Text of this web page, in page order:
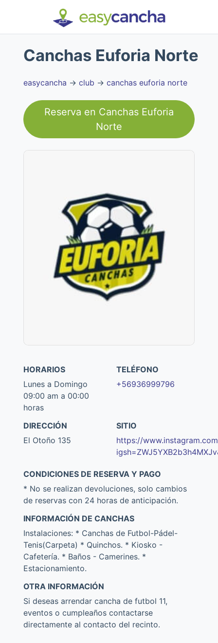
Canchas Euforia Norte
easycancha → club → canchas euforia norte
Reserva en Canchas Euforia
Norte
HORARIOS
Lunes a Domingo
09:00 am a 00:00
horas
TELÉFONO
+56936999796
DIRECCIÓN
El Otoño 135
SITIO
https://
CONDICIONES DE RESERVA Y PAGO
* No se realizan devoluciones, solo cambios
de reservas con 24 horas de anticipación.
INFORMACIÓN DE CANCHAS
Instalaciones: * Canchas de Futbol-Pádel-
Tenis(Carpeta) * Quinchos. * Kiosko -
Cafetería. * Baños - Camerines. *
Estacionamiento.
OTRA INFORMACIÓN
Si deseas arrendar cancha de futbol 11,
eventos o cumpleaños contactarse
directamente al contacto del recinto.